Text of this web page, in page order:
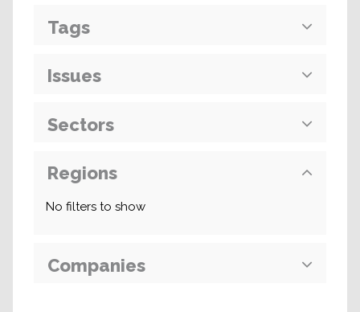
Tags
Issues
Sectors
Regions
No filters to show
Companies